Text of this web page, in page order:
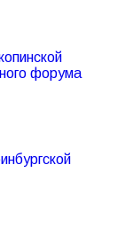
форума